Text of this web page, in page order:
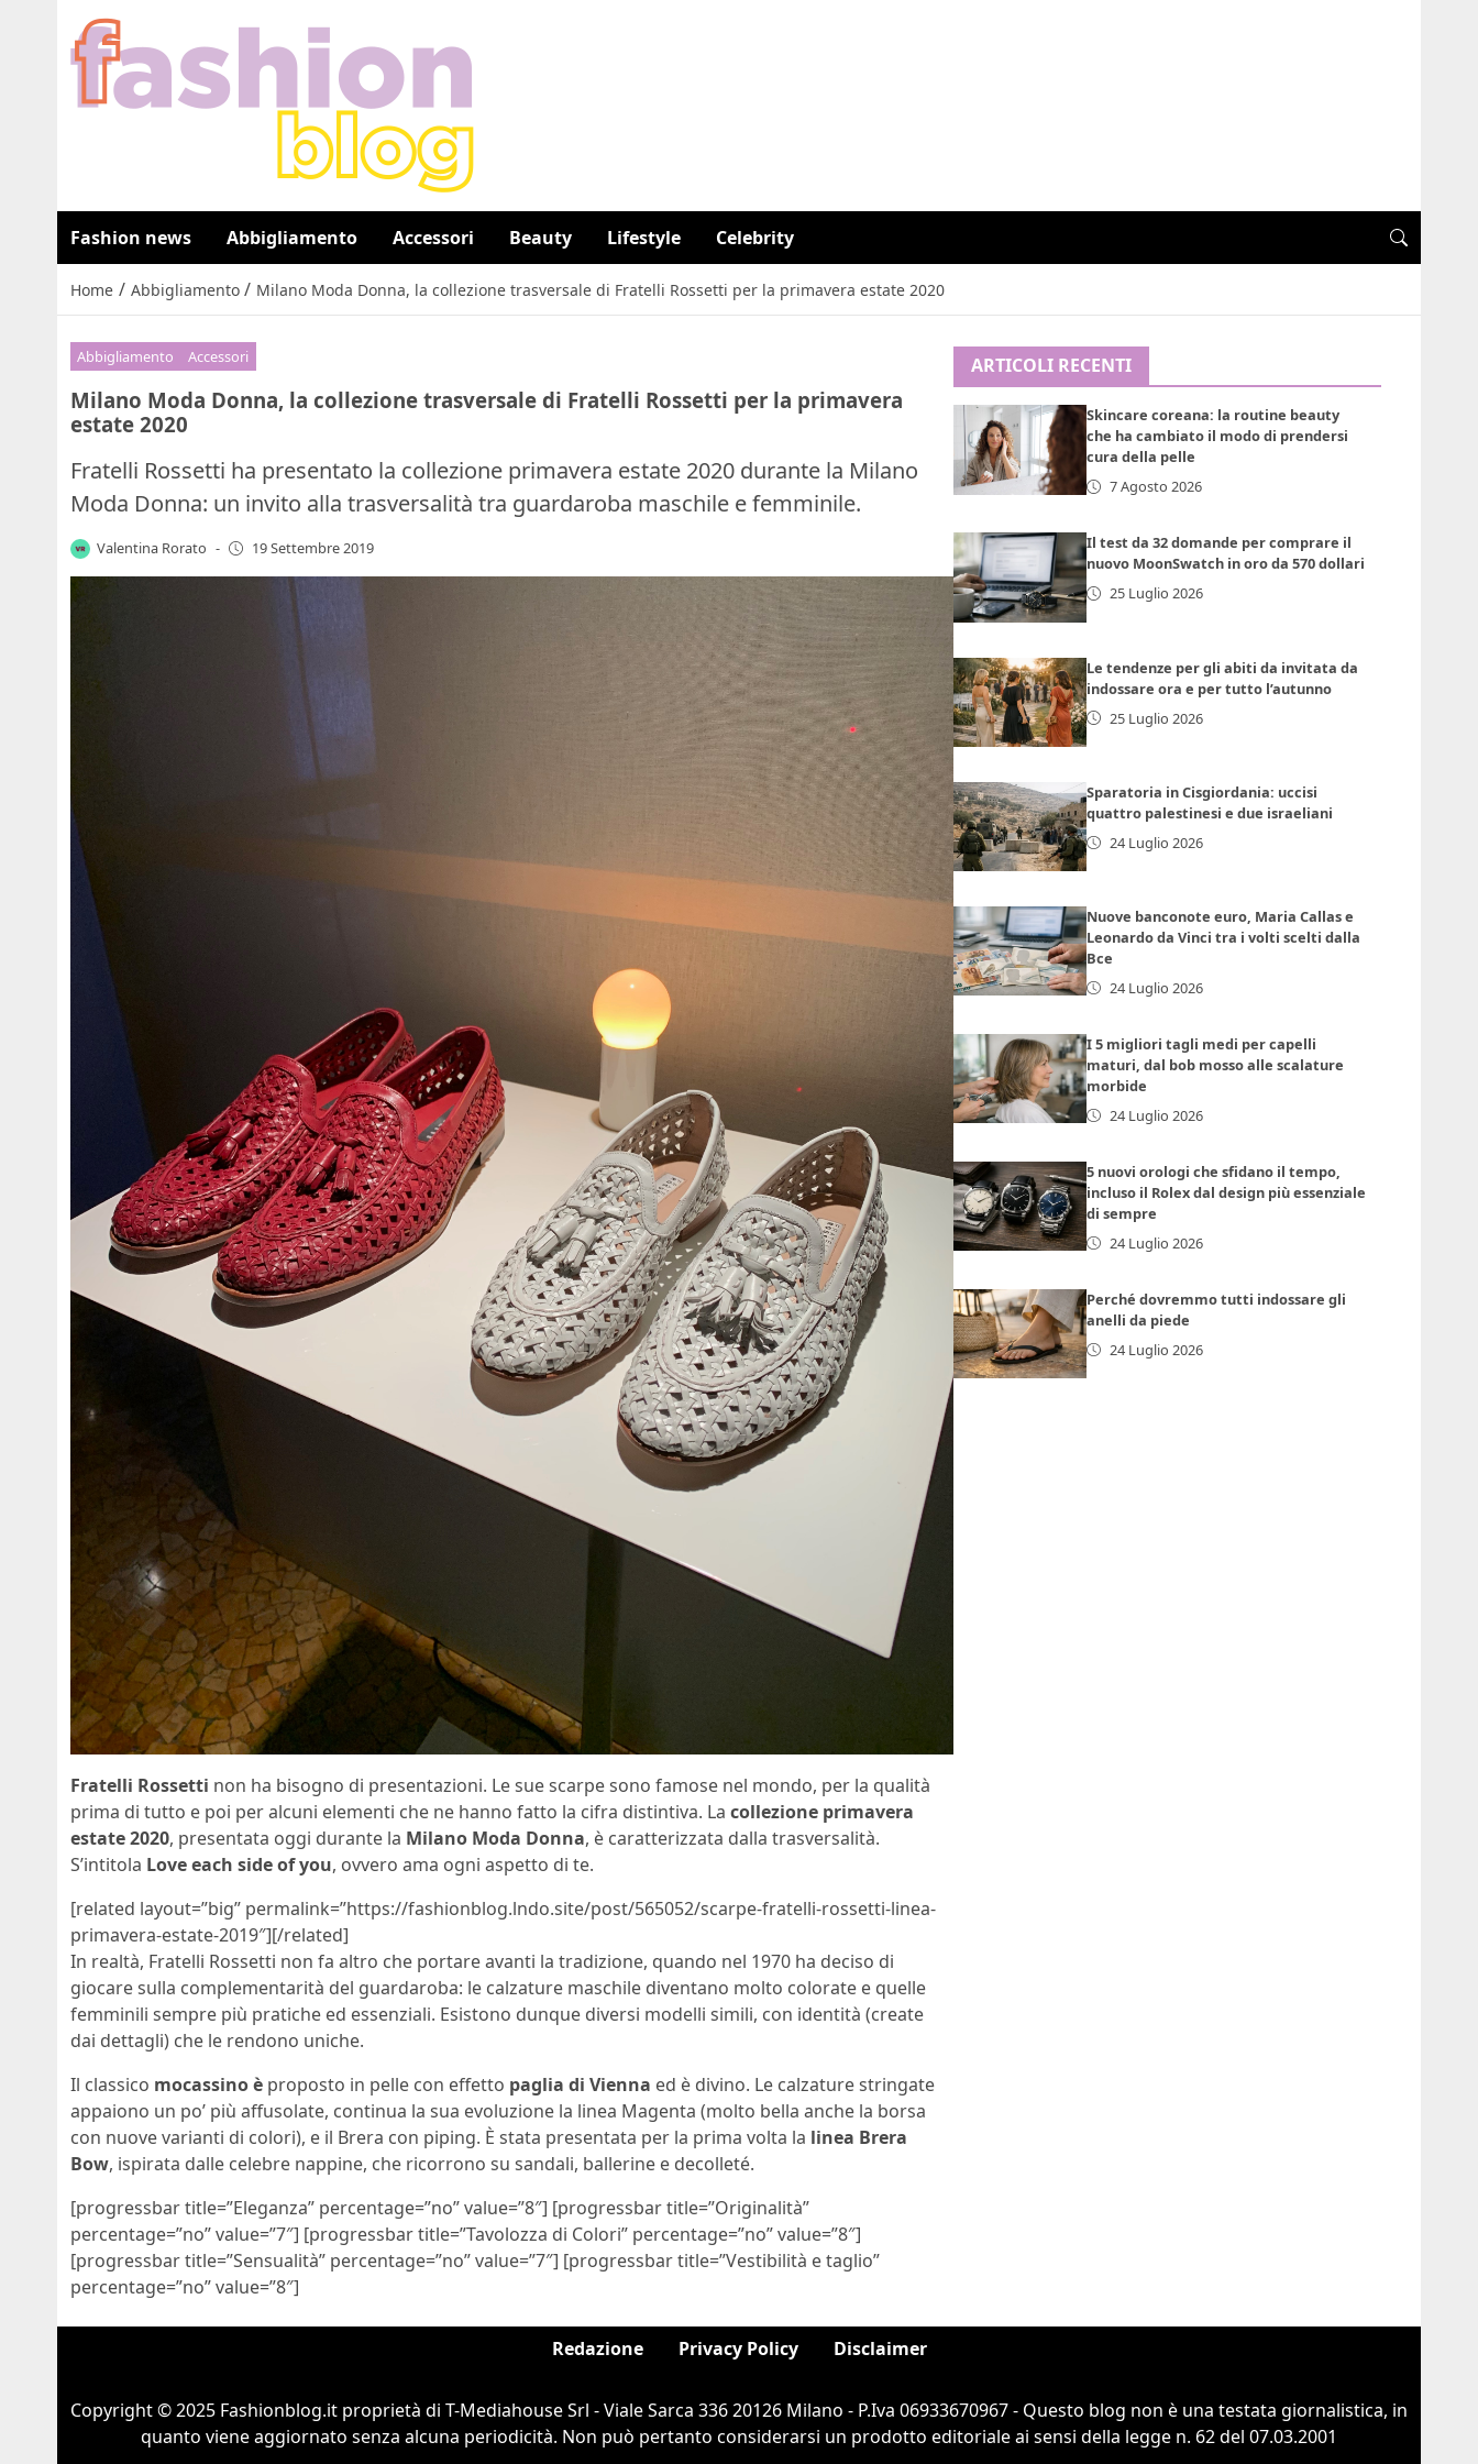
Fashion news Abbigliamento Accessori Beauty Lifestyle Celebrity
Home / Abbigliamento / Milano Moda Donna, la collezione trasversale di Fratelli Rossetti per la primavera estate 2020
Abbigliamento Accessori
Milano Moda Donna, la collezione trasversale di Fratelli Rossetti per la primavera
estate 2020
Fratelli Rossetti ha presentato la collezione primavera estate 2020 durante la Milano
Moda Donna: un invito alla trasversalità tra guardaroba maschile e femminile.
Valentina Rorato - 19 Settembre 2019
Fratelli Rossetti non ha bisogno di presentazioni. Le sue scarpe sono famose nel mondo, per la qualità
prima di tutto e poi per alcuni elementi che ne hanno fatto la cifra distintiva. La collezione primavera
estate 2020, presentata oggi durante la Milano Moda Donna, è caratterizzata dalla trasversalità.
S’intitola Love each side of you, ovvero ama ogni aspetto di te.
[related layout=”big” permalink=”https://fashionblog.lndo.site/post/565052/scarpe-fratelli-rossetti-linea-
primavera-estate-2019″][/related]
In realtà, Fratelli Rossetti non fa altro che portare avanti la tradizione, quando nel 1970 ha deciso di
giocare sulla complementarità del guardaroba: le calzature maschile diventano molto colorate e quelle
femminili sempre più pratiche ed essenziali. Esistono dunque diversi modelli simili, con identità (create
dai dettagli) che le rendono uniche.
Il classico mocassino è proposto in pelle con effetto paglia di Vienna ed è divino. Le calzature stringate
appaiono un po’ più affusolate, continua la sua evoluzione la linea Magenta (molto bella anche la borsa
con nuove varianti di colori), e il Brera con piping. È stata presentata per la prima volta la linea Brera
Bow, ispirata dalle celebre nappine, che ricorrono su sandali, ballerine e decolleté.
[progressbar title=”Eleganza” percentage=”no” value=”8″] [progressbar title=”Originalità”
percentage=”no” value=”7″] [progressbar title=”Tavolozza di Colori” percentage=”no” value=”8″]
[progressbar title=”Sensualità” percentage=”no” value=”7″] [progressbar title=”Vestibilità e taglio”
percentage=”no” value=”8″]
ARTICOLI RECENTI
Skincare coreana: la routine beauty
che ha cambiato il modo di prendersi
cura della pelle
7 Agosto 2026
Il test da 32 domande per comprare il
nuovo MoonSwatch in oro da 570 dollari
25 Luglio 2026
Le tendenze per gli abiti da invitata da
indossare ora e per tutto l’autunno
25 Luglio 2026
Sparatoria in Cisgiordania: uccisi
quattro palestinesi e due israeliani
24 Luglio 2026
Nuove banconote euro, Maria Callas e
Leonardo da Vinci tra i volti scelti dalla
Bce
24 Luglio 2026
I 5 migliori tagli medi per capelli
maturi, dal bob mosso alle scalature
morbide
24 Luglio 2026
5 nuovi orologi che sfidano il tempo,
incluso il Rolex dal design più essenziale
di sempre
24 Luglio 2026
Perché dovremmo tutti indossare gli
anelli da piede
24 Luglio 2026
Redazione Privacy Policy Disclaimer
Copyright © 2025 Fashionblog.it proprietà di T-Mediahouse Srl - Viale Sarca 336 20126 Milano - P.Iva 06933670967 - Questo blog non è una testata giornalistica, in
quanto viene aggiornato senza alcuna periodicità. Non può pertanto considerarsi un prodotto editoriale ai sensi della legge n. 62 del 07.03.2001